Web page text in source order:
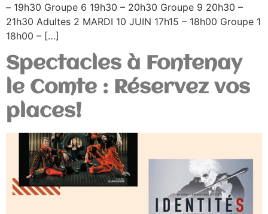
– 19h30 Groupe 6 19h30 – 20h30 Groupe 9 20h30 –
21h30 Adultes 2 MARDI 10 JUIN 17h15 – 18h00 Groupe 1
18h00 – […]
Spectacles à Fontenay
le Comte : Réservez vos
places!